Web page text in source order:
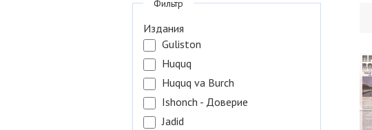
Фильтр
Издания
Guliston
Huquq
Huquq va Burch
Ishonch - Доверие
Jadid